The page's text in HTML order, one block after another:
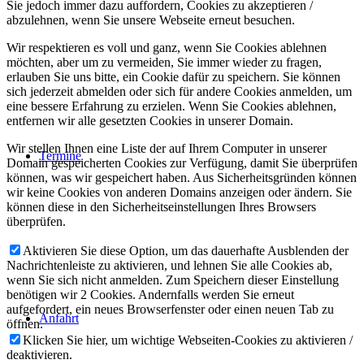
Termine
Anfahrt
Sie jedoch immer dazu auffordern, Cookies zu akzeptieren /
abzulehnen, wenn Sie unsere Webseite erneut besuchen.
Wir respektieren es voll und ganz, wenn Sie Cookies ablehnen
möchten, aber um zu vermeiden, Sie immer wieder zu fragen,
erlauben Sie uns bitte, ein Cookie dafür zu speichern. Sie können
sich jederzeit abmelden oder sich für andere Cookies anmelden, um
eine bessere Erfahrung zu erzielen. Wenn Sie Cookies ablehnen,
entfernen wir alle gesetzten Cookies in unserer Domain.
Wir stellen Ihnen eine Liste der auf Ihrem Computer in unserer
Domain gespeicherten Cookies zur Verfügung, damit Sie überprüfen
können, was wir gespeichert haben. Aus Sicherheitsgründen können
wir keine Cookies von anderen Domains anzeigen oder ändern. Sie
können diese in den Sicherheitseinstellungen Ihres Browsers
überprüfen.
Aktivieren Sie diese Option, um das dauerhafte Ausblenden der
Nachrichtenleiste zu aktivieren, und lehnen Sie alle Cookies ab,
wenn Sie sich nicht anmelden. Zum Speichern dieser Einstellung
benötigen wir 2 Cookies. Andernfalls werden Sie erneut
aufgefordert, ein neues Browserfenster oder einen neuen Tab zu
öffnen.
Klicken Sie hier, um wichtige Webseiten-Cookies zu aktivieren /
deaktivieren.